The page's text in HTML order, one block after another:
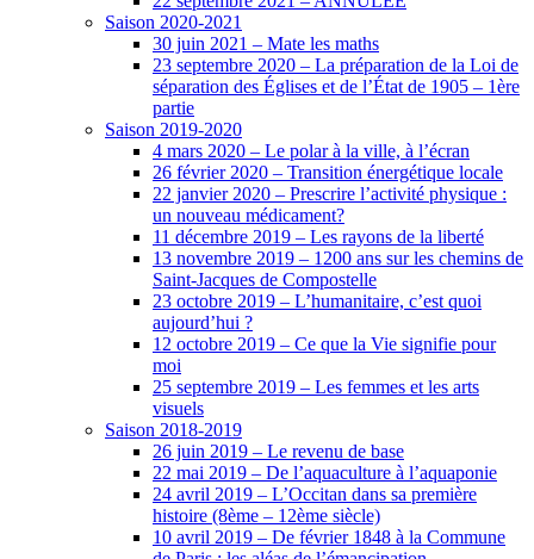
Saison 2020-2021
30 juin 2021 – Mate les maths
23 septembre 2020 – La préparation de la Loi de
séparation des Églises et de l’État de 1905 – 1ère
partie
Saison 2019-2020
4 mars 2020 – Le polar à la ville, à l’écran
26 février 2020 – Transition énergétique locale
22 janvier 2020 – Prescrire l’activité physique :
un nouveau médicament?
11 décembre 2019 – Les rayons de la liberté
13 novembre 2019 – 1200 ans sur les chemins de
Saint-Jacques de Compostelle
23 octobre 2019 – L’humanitaire, c’est quoi
aujourd’hui ?
12 octobre 2019 – Ce que la Vie signifie pour
moi
25 septembre 2019 – Les femmes et les arts
visuels
Saison 2018-2019
26 juin 2019 – Le revenu de base
22 mai 2019 – De l’aquaculture à l’aquaponie
24 avril 2019 – L’Occitan dans sa première
histoire (8ème – 12ème siècle)
10 avril 2019 – De février 1848 à la Commune